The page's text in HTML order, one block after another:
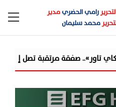
رامي الحضريمدير
محمد سليمان
إلى 100% من أسهم الشركة